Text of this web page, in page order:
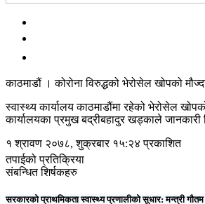
काठमाडौं । कोरोना विरुद्धको भेरोसेल खोपको
स्वास्थ्य कार्यालय काठमाडौंमा रहेको भेरोसेल
कार्यालयका प्रमुख बद्रीबहादुर खड्काले जानकारी
१ श्रावण २०७८, शुक्रबार १५:२४ प्रकाशित
तपाईको प्रतिक्रिया
संबन्धित शिर्षकहरु
सरकारको प्राथमिकता स्वास्थ्य प्रणालीको सुधार: मन्त्री गौतम